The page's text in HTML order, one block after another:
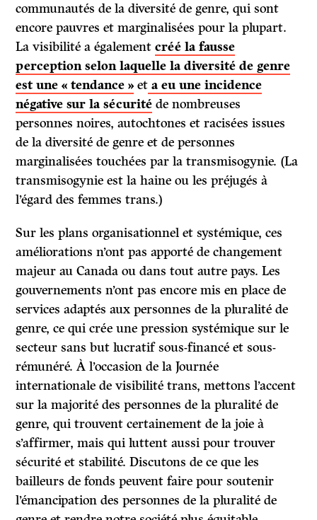
communautés de la diversité de genre, qui sont
encore pauvres et marginalisées pour la plupart.
La visibilité a égalementcréé la fausse
perception selon laquelle la diversité de genre
est une « tendance » et a eu une incidence
négative sur la sécurité de nombreuses
personnes noires, autochtones et racisées issues
de la diversité de genre et de personnes
marginalisées touchées par la transmisogynie. (La
transmisogynie est la haine ou les préjugés à
l’égard des femmes trans.)
Sur les plans organisationnel et systémique, ces
améliorations n’ont pas apporté de changement
majeur au Canada ou dans tout autre pays. Les
gouvernements n’ont pas encore mis en place de
services adaptés aux personnes de la pluralité de
genre, ce qui crée une pression systémique sur le
secteur sans but lucratif sous-financé et sous-
rémunéré. À l’occasion de la Journée
internationale de visibilité trans, mettons l’accent
sur la majorité des personnes de la pluralité de
genre, qui trouvent certainement de la joie à
s’affirmer, mais qui luttent aussi pour trouver
sécurité et stabilité. Discutons de ce que les
bailleurs de fonds peuvent faire pour soutenir
l’émancipation des personnes de la pluralité de